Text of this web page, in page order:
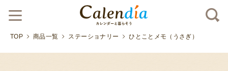
TOP 商品一覧 ステーショナリー ひとことメモ（うさぎ）